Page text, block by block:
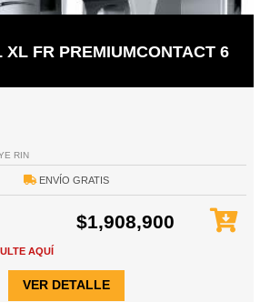
XL FR PREMIUMCONTACT 6
RIN
ENVÍO GRATIS
$1,908,900
AQUÍ
VER DETALLE